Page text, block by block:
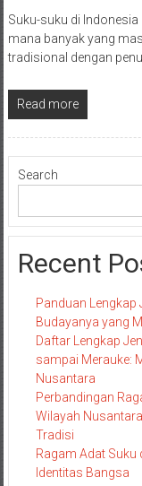
Suku-suku di
mana banyak yang
tradisional dengan
Read more
Search
Recent
Panduan Lengkap
Budayanya yang
Daftar Lengkap
sampai Merauke:
Nusantara
Perbandingan
Wilayah
Tradisi
Ragam Adat Suku
Identitas Bangsa